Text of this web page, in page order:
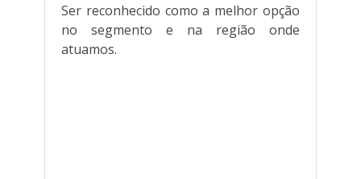
Ser reconhecido como a melhor opção
no segmento e na região onde
atuamos.